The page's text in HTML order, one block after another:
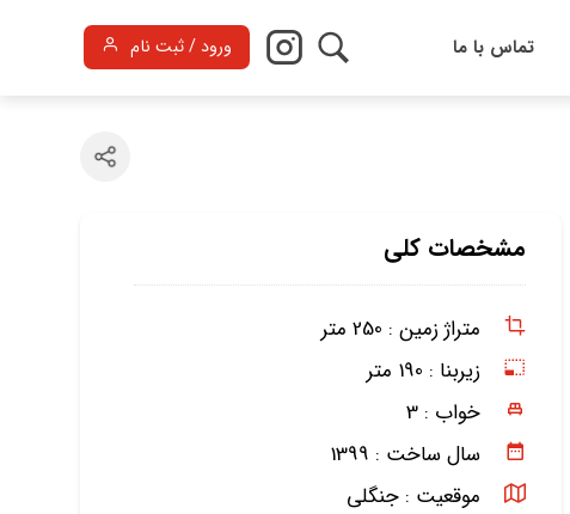
تماس با ما ورود / ثبت نام
مشخصات کلی
متراژ زمین : 250 متر
زیربنا : 190 متر
خواب : 3
سال ساخت : 1399
موقعیت : جنگلی